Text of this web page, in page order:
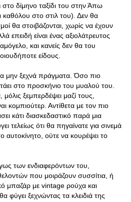
δίμηνο ταξίδι του στην Άπω
καθόλου στο στιλ του). Δεν θα
θα στοιβάζονται, χωρίς να έχουν
επειδή είναι ένας αξιολάτρευτος
και κανείς δεν θα του
είδους.
μην ξεχνά πράγματα. Όσο πιο
στο προσκήνιο του μυαλού του.
ξεμπερδέψει μαζί τους,
κομπιούτερ. Αντίθετα με τον πιο
κάτι διασκεδαστικό παρά μια
τελείως ότι θα πηγαίνατε για σινεμά
αυτοκίνητο, ούτε να κουρέψει το
των ενδιαφερόντων του,
που μοιράζουν συσσίτια, ή
μπαζάρ με vintage ρούχα και
φύγει ξεχνώντας τα κλειδιά της